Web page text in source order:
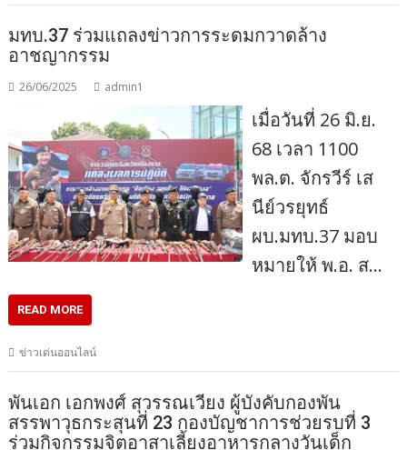
มทบ.37 ร่วมแถลงข่าวการระดมกวาดล้าง
อาชญากรรม
26/06/2025 admin1
เมื่อวันที่ 26 มิ.ย.
68 เวลา 1100
พล.ต. จักรวีร์ เส
นีย์วรยุทธ์
ผบ.มทบ.37 มอบ
หมายให้ พ.อ. ส…
READ MORE
ข่าวเด่นออนไลน์
พันเอก เอกพงศ์ สุวรรณเวียง ผู้บังคับกองพัน
สรรพาวุธกระสุนที่ 23 กองบัญชาการช่วยรบที่ 3
ร่วมกิจกรรมจิตอาสาเลี้ยงอาหารกลางวันเด็ก